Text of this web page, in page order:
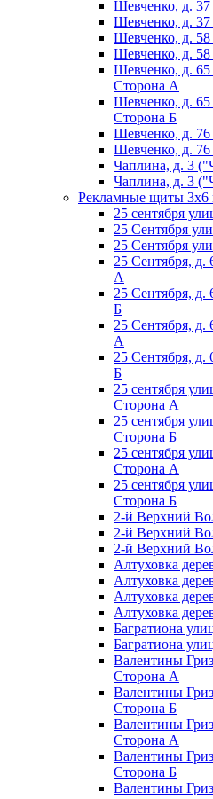
Шевченко, д.
Шевченко, д.
Шевченко, д.
Шевченко, д.
Шевченко, д.
Сторона А
Шевченко, д.
Сторона Б
Шевченко, д.
Шевченко, д.
Чаплина, д. 3
Чаплина, д. 3
Рекламные щиты 3х6
25 сентября
25 Сентября
25 Сентября
25 Сентября,
А
25 Сентября,
Б
25 Сентября, д.
А
25 Сентября, д.
Б
25 сентября
Сторона А
25 сентября
Сторона Б
25 сентября
Сторона А
25 сентября
Сторона Б
2-й Верхний
2-й Верхний
2-й Верхний
Алтуховка
Алтуховка
Алтуховка
Алтуховка
Багратиона
Багратиона
Валентины
Сторона А
Валентины
Сторона Б
Валентины
Сторона А
Валентины
Сторона Б
Валентины